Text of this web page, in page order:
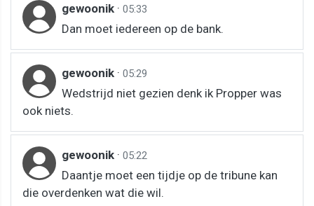
gewoonik · 05:33
Dan moet iedereen op de bank.
gewoonik · 05:29
Wedstrijd niet gezien denk ik Propper was
ook niets.
gewoonik · 05:22
Daantje moet een tijdje op de tribune kan
die overdenken wat die wil.